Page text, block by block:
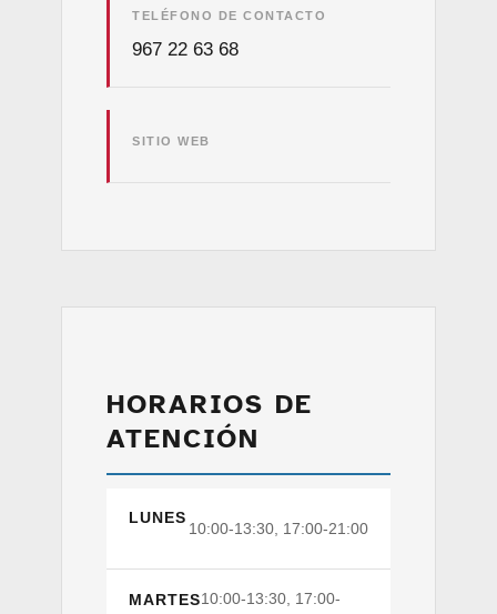
TELÉFONO DE CONTACTO
967 22 63 68
SITIO WEB
HORARIOS DE
ATENCIÓN
LUNES
10:00-13:30, 17:00-21:00
MARTES10:00-13:30, 17:00-